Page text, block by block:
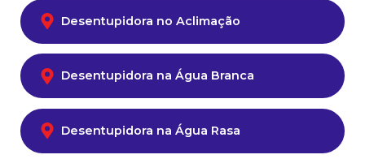
Desentupidora no Aclimação
Desentupidora na Água Branca
Desentupidora na Água Rasa